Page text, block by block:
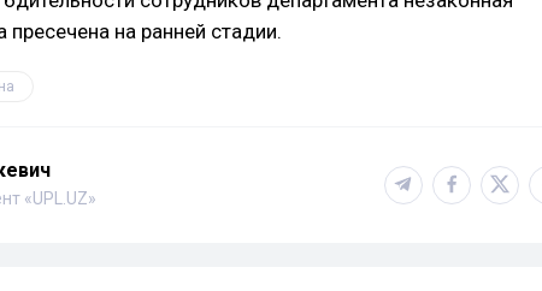
пресечена на ранней стадии.
«UPL.UZ»